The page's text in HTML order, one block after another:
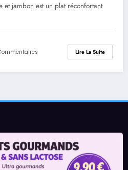
jambon est un plat réconfortant
Lire La Suite